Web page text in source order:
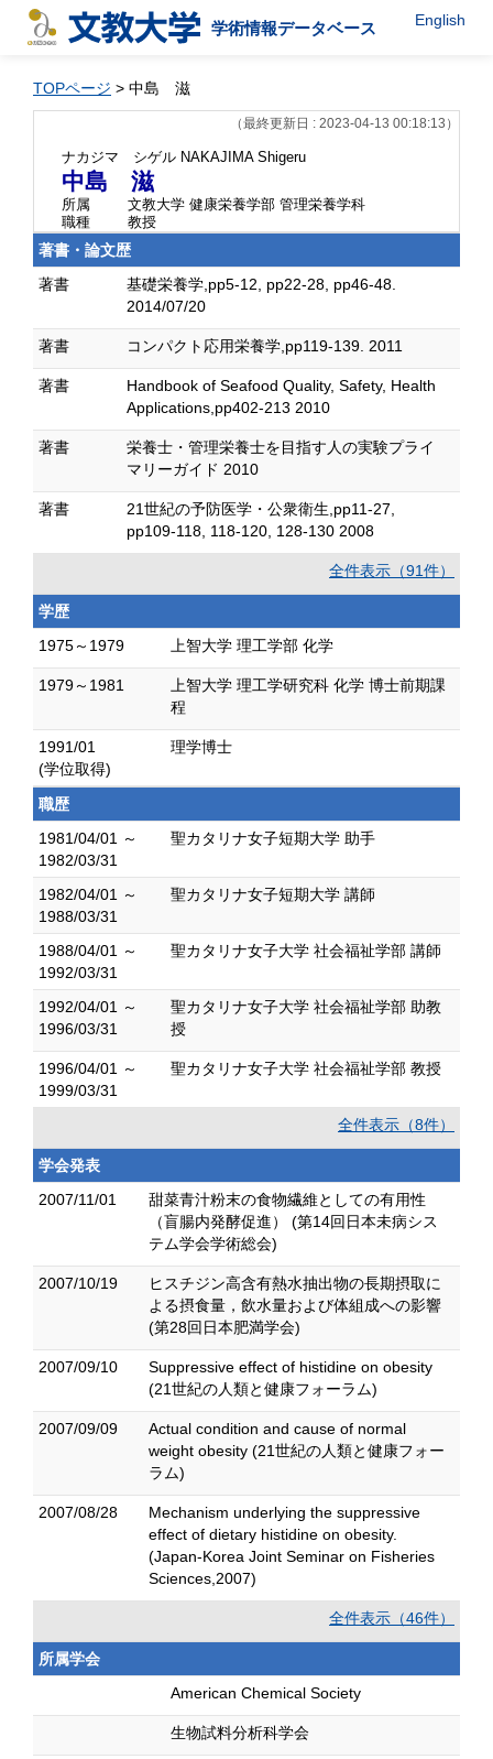
学術情報データベース English
TOPページ > 中島 滋
（最終更新日 : 2023-04-13 00:18:13）
ナカジマ シゲル NAKAJIMA Shigeru
中島 滋
所属
文教大学 健康栄養学部 管理栄養学科
職種
教授
著書・論文歴
著書
基礎栄養学,pp5-12, pp22-28, pp46-48.
2014/07/20
著書 コンパクト応用栄養学,pp119-139. 2011
著書
Handbook of Seafood Quality, Safety, Health
Applications,pp402-213 2010
著書
栄養士・管理栄養士を目指す人の実験プライ
マリーガイド 2010
著書
21世紀の予防医学・公衆衛生,pp11-27,
pp109-118, 118-120, 128-130 2008
全件表示（91件）
学歴
1975～1979
上智大学 理工学部 化学
1979～1981
上智大学 理工学研究科 化学 博士前期課
程
1991/01
(学位取得)
理学博士
職歴
1981/04/01 ～
1982/03/31
聖カタリナ女子短期大学 助手
1982/04/01 ～
1988/03/31
聖カタリナ女子短期大学 講師
1988/04/01 ～
1992/03/31
聖カタリナ女子大学 社会福祉学部 講師
1992/04/01 ～
1996/03/31
聖カタリナ女子大学 社会福祉学部 助教
授
1996/04/01 ～
1999/03/31
聖カタリナ女子大学 社会福祉学部 教授
全件表示（8件）
学会発表
2007/11/01
甜菜青汁粉末の食物繊維としての有用性
（盲腸内発酵促進） (第14回日本未病シス
テム学会学術総会)
2007/10/19
ヒスチジン高含有熱水抽出物の長期摂取に
よる摂食量，飲水量および体組成への影響
(第28回日本肥満学会)
2007/09/10
Suppressive effect of histidine on obesity
(21世紀の人類と健康フォーラム)
2007/09/09
Actual condition and cause of normal
weight obesity (21世紀の人類と健康フォー
ラム)
2007/08/28
Mechanism underlying the suppressive
effect of dietary histidine on obesity.
(Japan-Korea Joint Seminar on Fisheries
Sciences,2007)
全件表示（46件）
所属学会
American Chemical Society
生物試料分析科学会